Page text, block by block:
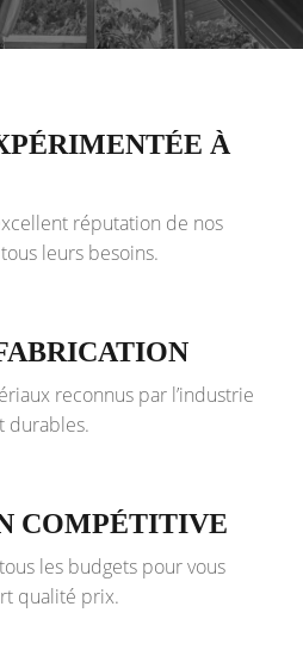
À
réputation de nos
leurs besoins.
reconnus par l’industrie
durables.
COMPÉTITIVE
les budgets pour vous
qualité prix.